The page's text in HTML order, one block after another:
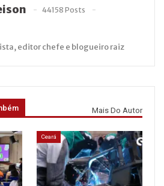
44158 Posts
editor chefe e blogueiro raiz
Mais Do Autor
Ceará